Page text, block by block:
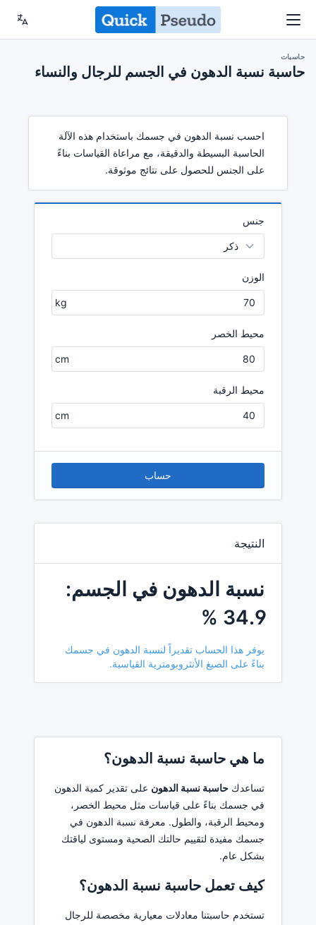
حاسبات
حاسبة نسبة الدهون في الجسم للرجال والنساء
احسب نسبة الدهون في جسمك باستخدام هذه الآلة
الحاسبة البسيطة والدقيقة، مع مراعاة القياسات بناءً
على الجنس للحصول على نتائج موثوقة.
جنس
الوزن
محيط الخصر
محيط الرقبة
حساب
النتيجة
نسبة الدهون في الجسم:
34.9 %
يوفر هذا الحساب تقديراً لنسبة الدهون في جسمك
بناءً على الصيغ الأنثروبومترية القياسية.
ما هي حاسبة نسبة الدهون؟
تساعدك حاسبة نسبة الدهون على تقدير كمية الدهون
في جسمك بناءً على قياسات مثل محيط الخصر،
ومحيط الرقبة، والطول. معرفة نسبة الدهون في
جسمك مفيدة لتقييم حالتك الصحية ومستوى لياقتك
بشكل عام.
كيف تعمل حاسبة نسبة الدهون؟
تستخدم حاسبتنا معادلات معيارية مخصصة للرجال